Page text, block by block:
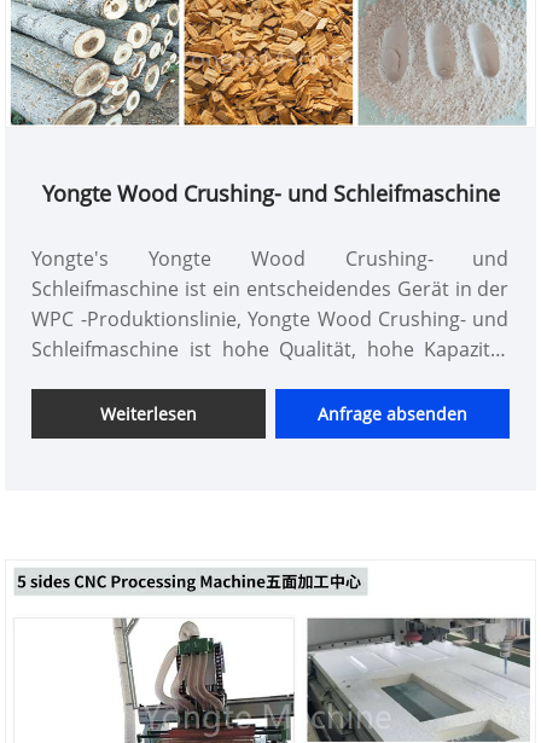
Yongte Wood Crushing- und Schleifmaschine
Yongte's Yongte Wood Crushing- und
Schleifmaschine ist ein entscheidendes Gerät in der
WPC -Produktionslinie, Yongte Wood Crushing- und
Schleifmaschine ist hohe Qualität, hohe Kapazität
Weiterlesen Anfrage absenden